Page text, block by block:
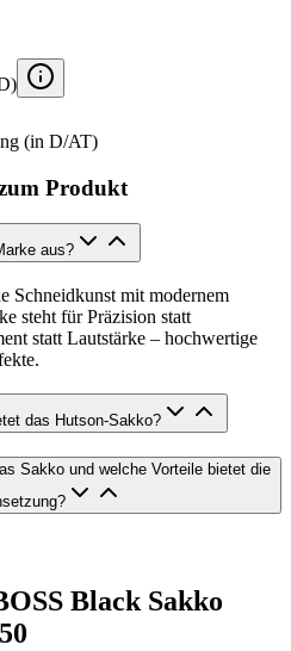
(in D/AT)
Produkt
aus?
Schneidkunst mit modernem
steht für Präzision statt
statt Lautstärke – hochwertige
das Hutson-Sakko?
Sakko und welche Vorteile bietet die
Black Sakko